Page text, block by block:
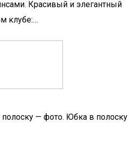
Красивый и элегантный
клубе:…
— фото. Юбка в полоску